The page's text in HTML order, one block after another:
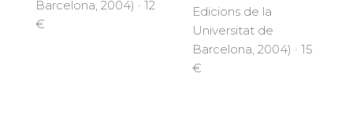
Barcelona, 2004) · 12
€
Edicions de la
Universitat de
Barcelona, 2004) · 15
€